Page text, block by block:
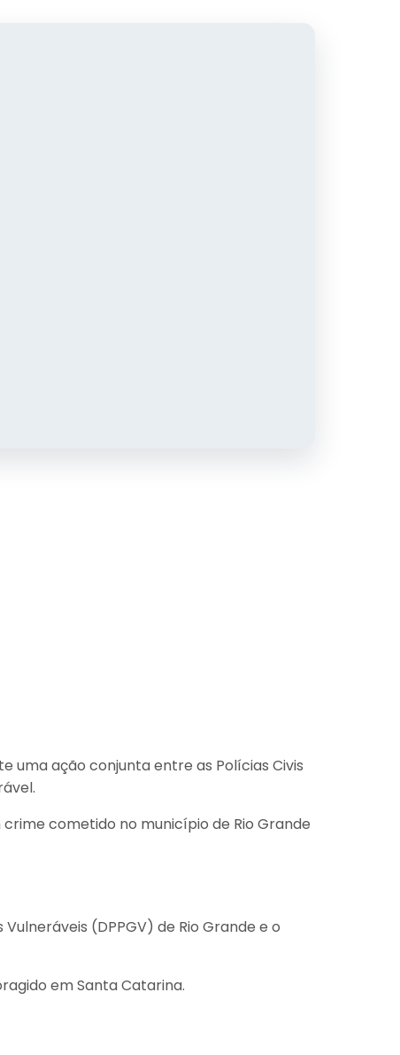
uma ação conjunta entre as Polícias Civis
cometido no município de Rio Grande
(DPPGV) de Rio Grande e o
em Santa Catarina.